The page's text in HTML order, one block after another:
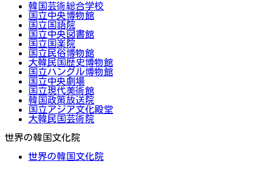
韓国芸術総合学校
国立中央博物館
国立国語院
国立中央図書館
国立国楽院
国立民俗博物館
大韓民国歴史博物館
国立ハングル博物館
国立中央劇場
国立現代美術館
韓国政策放送院
国立アジア文化殿堂
大韓民国芸術院
世界の韓国文化院
世界の韓国文化院